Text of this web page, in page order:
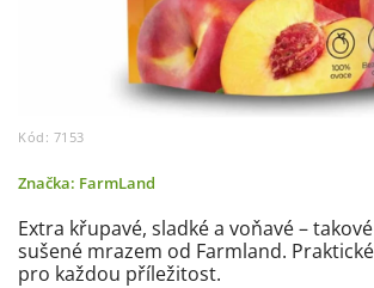
Kód: 7153
Značka: FarmLand
Extra křupavé, sladké a voňavé –
sušené mrazem od Farmland.
pro každou příležitost.